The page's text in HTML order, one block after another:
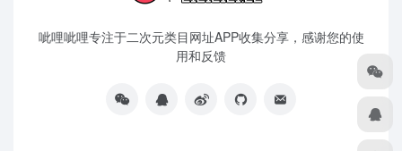
呲哩呲哩专注于二次元类目网址APP收集分享，感谢您的使
用和反馈